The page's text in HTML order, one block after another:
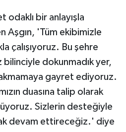
odaklı bir anlayışla
Aşgın, 'Tüm ekibimizle
çalışıyoruz. Bu şehre
dokunmadık yer,
gayret ediyoruz.
duasına talip olarak
Sizlerin desteğiyle
devam ettireceğiz.' diye